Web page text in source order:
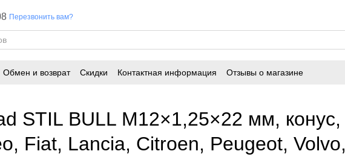
Перезвонить вам?
Обмен и возврат Скидки Контактная информация Отзывы о магазине
STIL BULL M12×1,25×22 мм,
Fiat, Lancia, Citroen, Peugeot,